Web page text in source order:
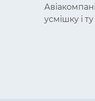
усмішку і